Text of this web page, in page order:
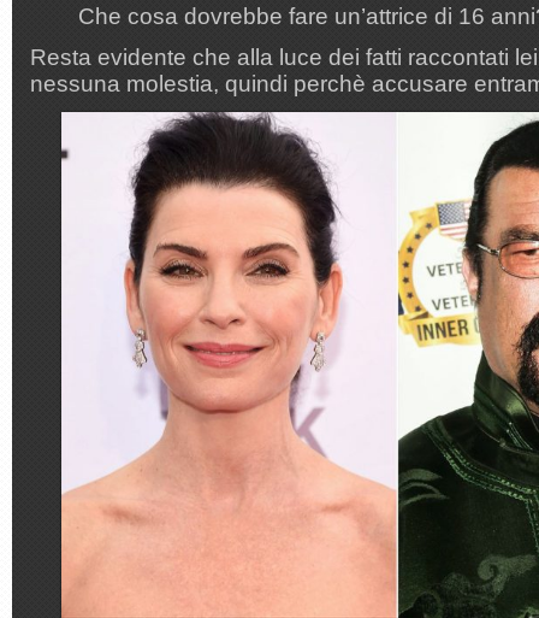
Che cosa dovrebbe fare un’attrice di 16
Resta evidente che alla luce dei fatti raccontati
nessuna molestia, quindi perchè accusare